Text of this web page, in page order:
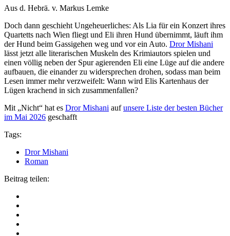
Aus d. Hebrä. v. Markus Lemke
Doch dann geschieht Ungeheuerliches: Als Lia für ein Konzert ihres
Quartetts nach Wien fliegt und Eli ihren Hund übernimmt, läuft ihm
der Hund beim Gassigehen weg und vor ein Auto. Dror Mishani
lässt jetzt alle literarischen Muskeln des Krimiautors spielen und
einen völlig neben der Spur agierenden Eli eine Lüge auf die andere
aufbauen, die einander zu widersprechen drohen, sodass man beim
Lesen immer mehr verzweifelt: Wann wird Elis Kartenhaus der
Lügen krachend in sich zusammenfallen?
Mit „Nicht“ hat es Dror Mishani aufunsere Liste der besten Bücher
im Mai 2026 geschafft
Tags:
Dror Mishani
Roman
Beitrag teilen: